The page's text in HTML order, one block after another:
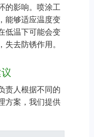
的影响。喷涂工
能够适应温度变
低温下可能会变
失去防锈作用。
责人根据不同的
方案，我们提供